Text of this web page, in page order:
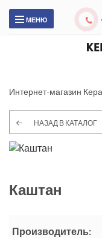
МЕНЮ
Интернет-магазин
НАЗАД В КАТАЛОГ
Каштан
Производитель: